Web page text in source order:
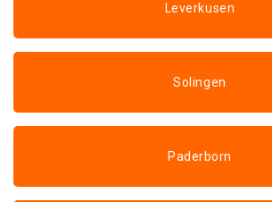
Leverkusen
Solingen
Paderborn